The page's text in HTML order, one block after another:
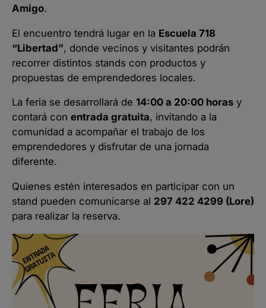
Amigo.
El encuentro tendrá lugar en la Escuela 718
“Libertad”, donde vecinos y visitantes podrán
recorrer distintos stands con productos y
propuestas de emprendedores locales.
La feria se desarrollará de 14:00 a 20:00 horas y
contará con entrada gratuita, invitando a la
comunidad a acompañar el trabajo de los
emprendedores y disfrutar de una jornada
diferente.
Quienes estén interesados en participar con un
stand pueden comunicarse al 297 422 4299 (Lore)
para realizar la reserva.